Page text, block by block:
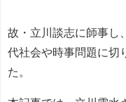
故・立川談志に師事し
代社会や時事問題に切
た。